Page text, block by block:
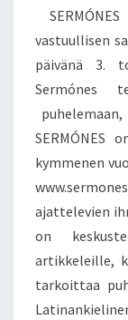
vastuullisen
päivänä 3.
Sermónes
kymmenen
ajattelevien
on
artikkeleille,
tarkoittaa